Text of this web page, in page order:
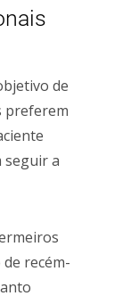
de
preferem
seguir a
recém-